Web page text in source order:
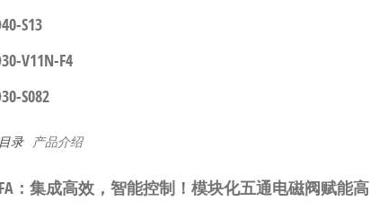
S13
V11N-F4
S082
录 产品介绍
：集成高效，智能控制！模块化五通电磁阀赋能高